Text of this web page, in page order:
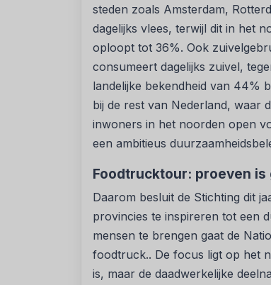
steden zoals Amsterdam,
dagelijks vlees, terwijl dit in het
oploopt tot 36%. Ook
consumeert dagelijks zuivel,
landelijke bekendheid van 44%
bij de rest van Nederland, waar
inwoners in het noorden open
een ambitieus
Foodtrucktour: proeven is
Daarom besluit de Stichting dit
provincies te inspireren tot een
mensen te brengen gaat de
foodtruck.. De focus ligt op het
is, maar de daadwerkelijke